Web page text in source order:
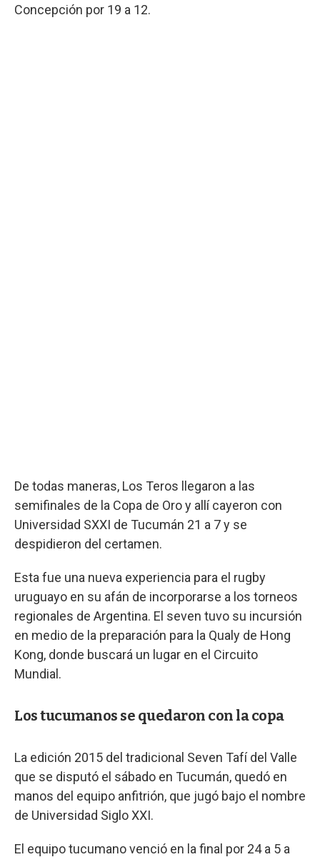
Concepción por 19 a 12.
De todas maneras, Los Teros llegaron a las
semifinales de la Copa de Oro y allí cayeron con
Universidad SXXI de Tucumán 21 a 7 y se
despidieron del certamen.
Esta fue una nueva experiencia para el rugby
uruguayo en su afán de incorporarse a los torneos
regionales de Argentina. El seven tuvo su incursión
en medio de la preparación para la Qualy de Hong
Kong, donde buscará un lugar en el Circuito
Mundial.
Los tucumanos se quedaron con la copa
La edición 2015 del tradicional Seven Tafí del Valle
que se disputó el sábado en Tucumán, quedó en
manos del equipo anfitrión, que jugó bajo el nombre
de Universidad Siglo XXI.
El equipo tucumano venció en la final por 24 a 5 a